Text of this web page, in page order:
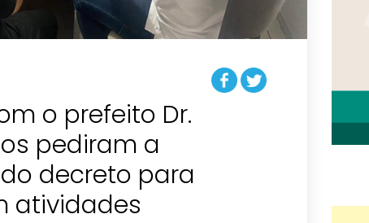
o prefeito Dr.
pediram a
decreto para
atividades